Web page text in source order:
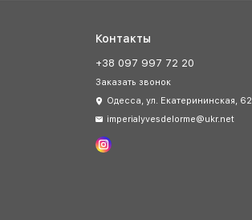
Контакты
+38 097 997 72 20
Заказать звонок
Одесса, ул. Екатерининская, 62
imperialyvesdelorme@ukr.net